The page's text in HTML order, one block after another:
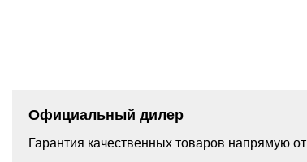
Официальный дилер
Гарантия качественных товаров напрямую от